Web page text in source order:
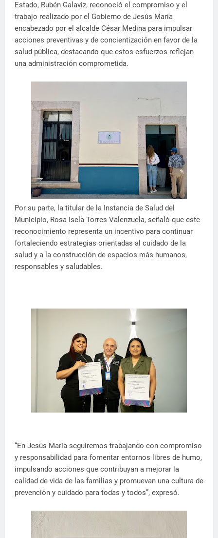
Estado, Rubén Galaviz, reconoció el compromiso y el
trabajo realizado por el Gobierno de Jesús María
encabezado por el alcalde César Medina para impulsar
acciones preventivas y de concientización en favor de la
salud pública, destacando que estos esfuerzos reflejan
una administración comprometida.
Por su parte, la titular de la Instancia de Salud del
Municipio, Rosa Isela Torres Valenzuela, señaló que este
reconocimiento representa un incentivo para continuar
fortaleciendo estrategias orientadas al cuidado de la
salud y a la construcción de espacios más humanos,
responsables y saludables.
“En Jesús María seguiremos trabajando con compromiso
y responsabilidad para fomentar entornos libres de humo,
impulsando acciones que contribuyan a mejorar la
calidad de vida de las familias y promuevan una cultura de
prevención y cuidado para todas y todos”, expresó.